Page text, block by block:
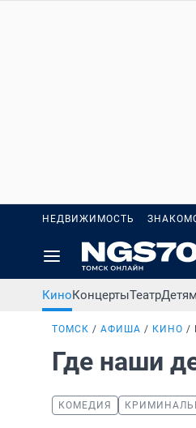
НЕДВИЖИМОСТЬ
КиноКонцертыТеатрДетям
ТОМСК АФИША КИНО
Где наши
КОМЕДИЯ